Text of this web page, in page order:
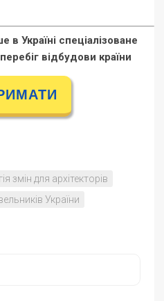
в Україні спеціалізоване
відбудови країни
змін для архітекторів
України